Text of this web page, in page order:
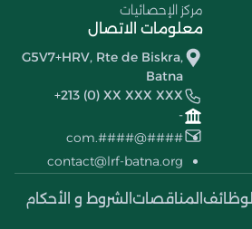
مركز الإحصائيات
معلومات الاتصال
G5V7+HRV, Rte de Biskra,
Batna
+213 (0) XX XXX XXX
-
####@####.com
contact@lrf-batna.org
الوظائف المناقصات الشروط و الأحكام